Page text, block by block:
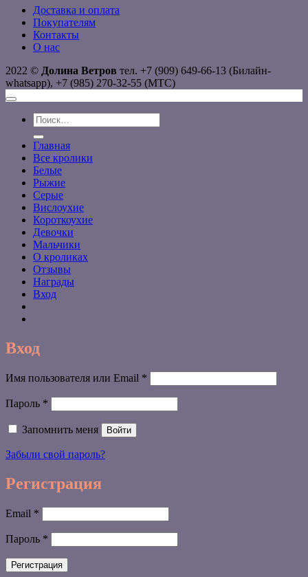
Доставка и оплата
Покупателям
Контакты
О нас
2022 © Долина Ветров тел. +7 (909) 649-66-13 (Билайн-
whatsapp), +7 (985) 270-32-55 (МТС)
Искать:
Главная
Все кролики
Белые
Рыжие
Серые
Вислоухие
Короткоухие
Девочки
Мальчики
О кроликах
Отзывы
Награды
Вход
Вход
Имя пользователя или Email *
Пароль *
Запомнить меня Войти
Забыли свой пароль?
Регистрация
Email *
Пароль *
Регистрация